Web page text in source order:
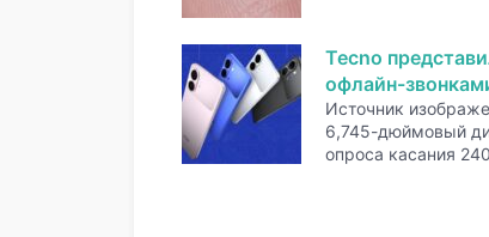
Tecno
офлайн-
Источник
6,745-дюймовый
опроса касания